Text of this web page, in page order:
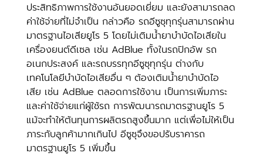
ประสิทธิภาพการใช้งานอันยอดเยี่ยม และยังสามารถลด
ค่าใช้จ่ายที่ไม่จำเป็น กล่าวคือ รถอีซูซุทุกรุ่นสามารถผ่าน
มาตรฐานไอเสียยูโร 5 โดยไม่เติมน้ำยาบำบัดไอเสียใน
เครื่องยนต์ดีเซล เช่น AdBlue ทั้งในรถปิกอัพ รถ
อเนกประสงค์ และรถบรรทุกอีซูซุทุกรุ่น ต่างกับ
เทคโนโลยีบำบัดไอเสียอื่น ๆ ต้องเติมน้ำยาบำบัดไอ
เสีย เช่น AdBlue ตลอดการใช้งาน เป็นการเพิ่มภาระ
และค่าใช้จ่ายแก่ผู้ใช้รถ การพัฒนารถมาตรฐานยูโร 5
แม้จะทำให้ต้นทุนการผลิตรถสูงขึ้นมาก แต่เพื่อไม่ให้เป็น
ภาระกับลูกค้ามากเกินไป อีซูซุจึงขอปรับราคารถ
มาตรฐานยูโร 5 เพิ่มขึ้น